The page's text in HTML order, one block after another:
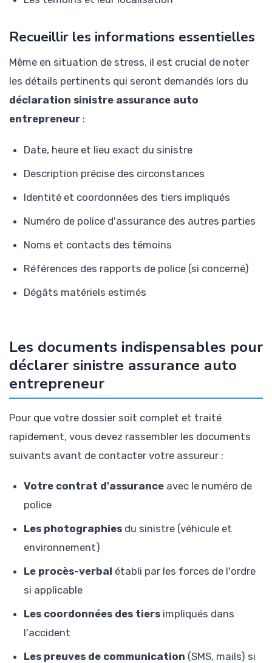
Recueillir les informations essentielles
Même en situation de stress, il est crucial de noter
les détails pertinents qui seront demandés lors du
déclaration sinistre assurance auto
entrepreneur :
Date, heure et lieu exact du sinistre
Description précise des circonstances
Identité et coordonnées des tiers impliqués
Numéro de police d'assurance des autres parties
Noms et contacts des témoins
Références des rapports de police (si concerné)
Dégâts matériels estimés
Les documents indispensables pour
déclarer sinistre assurance auto
entrepreneur
Pour que votre dossier soit complet et traité
rapidement, vous devez rassembler les documents
suivants avant de contacter votre assureur :
Votre contrat d'assurance avec le numéro de
police
Les photographies du sinistre (véhicule et
environnement)
Le procès-verbal établi par les forces de l'ordre
si applicable
Les coordonnées des tiers impliqués dans
l'accident
Les preuves de communication (SMS, mails) si